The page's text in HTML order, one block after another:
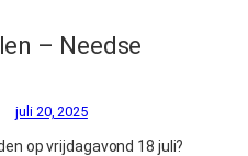
– Needse
juli 20, 2025
op vrijdagavond 18 juli?